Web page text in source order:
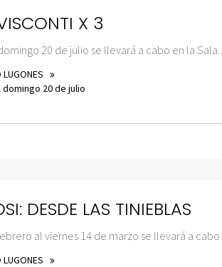
X 3
20 de julio se llevará a cabo en la
domingo 20 de julio
DESDE LAS TINIEBLAS
al viernes 14 de marzo se llevará a cabo